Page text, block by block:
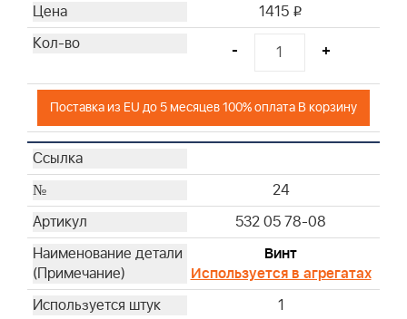
1415 i
- +
Поставка из EU до 5 месяцев 100% оплата В корзину
24
532 05 78-08
Винт
Используется в агрегатах
1